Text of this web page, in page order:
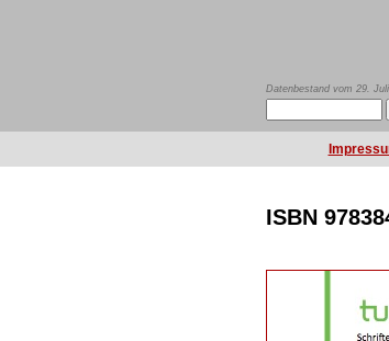
Datenbestand vom 29.
ISBN